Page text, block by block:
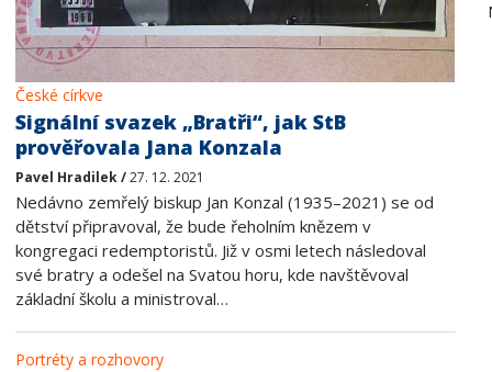
České církve
Signální svazek „Bratři“, jak StB
prověřovala Jana Konzala
Pavel Hradilek /27. 12. 2021
Nedávno zemřelý biskup Jan Konzal (1935–2021) se od
dětství připravoval, že bude řeholním knězem v
kongregaci redemptoristů. Již v osmi letech následoval
své bratry a odešel na Svatou horu, kde navštěvoval
základní školu a ministroval…
Portréty a rozhovory